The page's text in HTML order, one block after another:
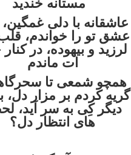
عاشقانه با دلی غمگین،
عشق تو را خواندم،
لرزید و بیهوده، در کنار
ات ماندم
همچو شمعی تا
گریه کردم بر مزار دل،
دیگر کِی به سر آید،
های انتظار دل؟